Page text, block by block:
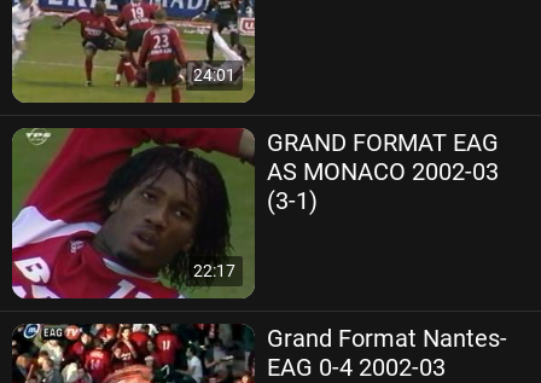
24:01
22:17
GRAND FORMAT EAG
AS MONACO 2002-03
(3-1)
Grand Format Nantes-
EAG 0-4 2002-03